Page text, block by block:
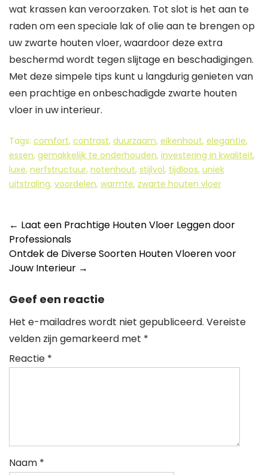
wat krassen kan veroorzaken. Tot slot is het aan te
raden om een speciale lak of olie aan te brengen op
uw zwarte houten vloer, waardoor deze extra
beschermd wordt tegen slijtage en beschadigingen.
Met deze simpele tips kunt u langdurig genieten van
een prachtige en onbeschadigde zwarte houten
vloer in uw interieur.
Tags: comfort, contrast, duurzaam, eikenhout, elegantie,
essen, gemakkelijk te onderhouden, investering in kwaliteit,
luxe, nerfstructuur, notenhout, stijlvol, tijdloos, uniek
uitstraling, voordelen, warmte, zwarte houten vloer
Berichtnavigatie
← Laat een Prachtige Houten Vloer Leggen door
Professionals
Ontdek de Diverse Soorten Houten Vloeren voor
Jouw Interieur →
Geef een reactie
Het e-mailadres wordt niet gepubliceerd. Vereiste
velden zijn gemarkeerd met *
Reactie *
Naam *